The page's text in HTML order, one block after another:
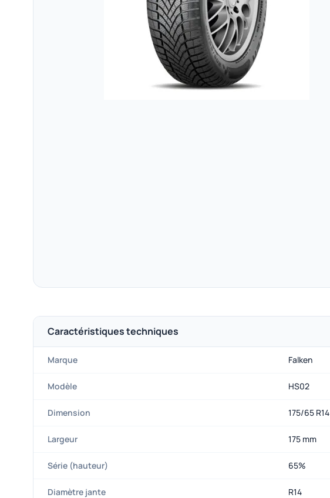
Caractéristiques techniques
Marque Falken
Modèle HS02
Dimension 175/65 R14
Largeur 175 mm
Série (hauteur) 65%
Diamètre jante R14